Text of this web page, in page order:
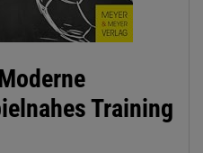
Training